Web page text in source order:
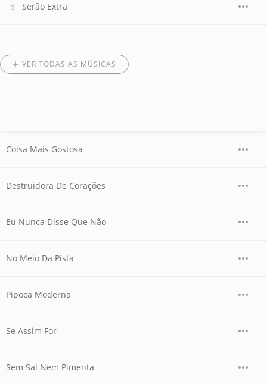
Serão Extra
VER TODAS AS MÚSICAS
Coisa Mais Gostosa
Destruidora De Corações
Eu Nunca Disse Que Não
No Meio Da Pista
Pipoca Moderna
Se Assim For
Sem Sal Nem Pimenta